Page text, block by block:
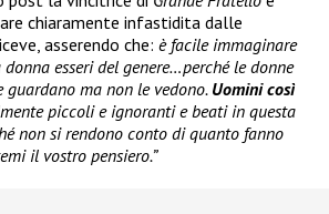
chiaramente infastidita dalle
asserendo che: è facile immaginare
esseri del genere…perché le donne
ma non le vedono. Uomini così
piccoli e ignoranti e beati in questa
non si rendono conto di quanto fanno
il vostro pensiero.”